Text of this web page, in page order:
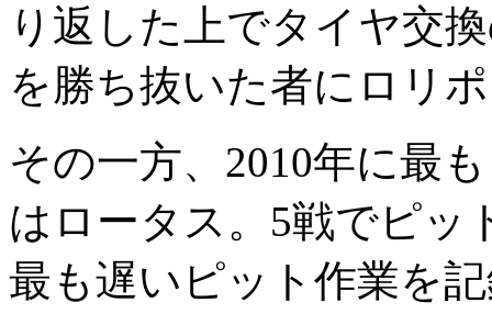
り返した上でタイヤ交
を勝ち抜いた者にロリ
その一方、2010年に最
はロータス。5戦でピッ
最も遅いピット作業を